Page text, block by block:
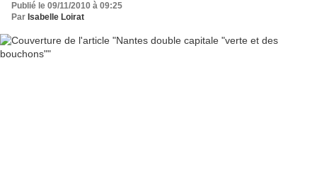
Publié le 09/11/2010 à 09:25
Par Isabelle Loirat